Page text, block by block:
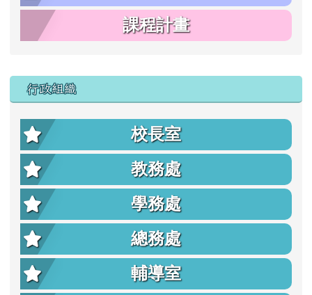
課程計畫
行政組織
校長室
教務處
學務處
總務處
輔導室